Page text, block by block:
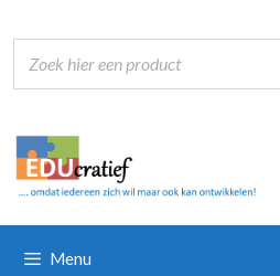
naar
inhoud
Menu